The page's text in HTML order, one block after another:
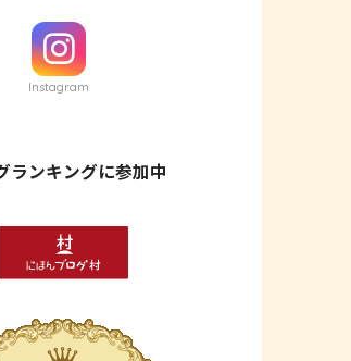
Instagram
ランキングに参加中